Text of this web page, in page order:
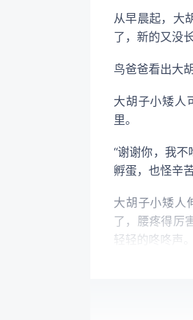
从早晨起，大
了，新的又没
鸟爸爸看出大
大胡子小矮人
里。
“谢谢你，我
孵蛋，也怪辛
大胡子小矮人
了，腰疼得厉
轻轻的咚咚声。
“欢迎你，小